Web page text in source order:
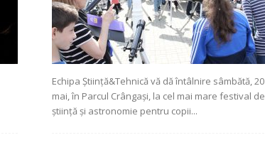
Echipa Știință&Tehnică vă dă întâlnire sâmbătă, 20
mai, în Parcul Crângași, la cel mai mare festival de
știință și astronomie pentru copii...